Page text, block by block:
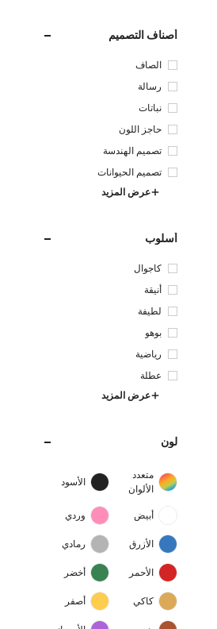
أصناف التصميم
الصاف
رسالة
نباتات
حاجز اللون
تصميم الهندسة
تصميم الحيوانات
عرض المزيد
أسلوب
كاجوال
أنيقة
لطيفة
بوهو
رياضية
عطلة
عرض المزيد
لون
متعدد
الألوان
الأسود
أبيض وردي
الأزرق رمادي
الأحمر أخضر
كاكي أصفر